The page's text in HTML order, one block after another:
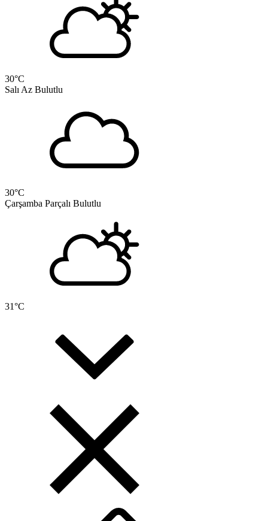
30°C
Salı Az Bulutlu
30°C
Çarşamba Parçalı Bulutlu
31°C